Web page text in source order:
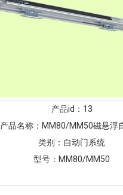
产品id： 13
产品名称： MM80/MM50磁悬浮
类别： 自动门系统
型号： MM80/MM50